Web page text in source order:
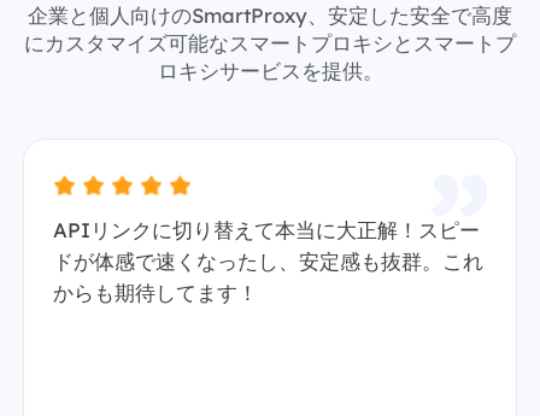
企業と個人向けのSmartProxy、安定した安全で高度
にカスタマイズ可能なスマートプロキシとスマートプ
ロキシサービスを提供。
APIリンクに切り替えて本当に大正解！スピー
ドが体感で速くなったし、安定感も抜群。これ
からも期待してます！